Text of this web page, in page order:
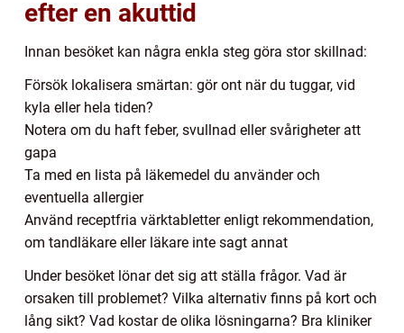
efter en akuttid
Innan besöket kan några enkla steg göra stor skillnad:
Försök lokalisera smärtan: gör ont när du tuggar, vid
kyla eller hela tiden?
Notera om du haft feber, svullnad eller svårigheter att
gapa
Ta med en lista på läkemedel du använder och
eventuella allergier
Använd receptfria värktabletter enligt rekommendation,
om tandläkare eller läkare inte sagt annat
Under besöket lönar det sig att ställa frågor. Vad är
orsaken till problemet? Vilka alternativ finns på kort och
lång sikt? Vad kostar de olika lösningarna? Bra kliniker